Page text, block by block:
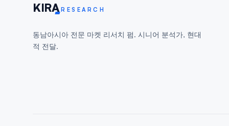
KIRA RESEARCH
동남아시아 전문 마켓 리서치 펌. 시니어 분석가, 현대
적 전달.